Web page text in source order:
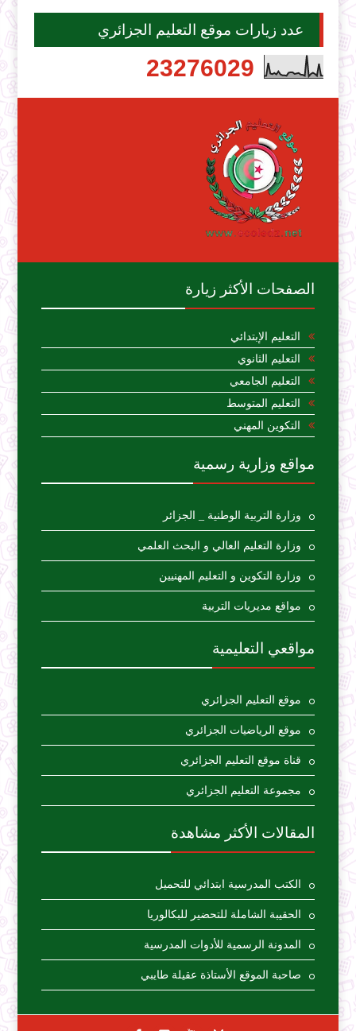
عدد زيارات موقع التعليم الجزائري
23276029
الصفحات الأكثر زيارة
التعليم الإبتدائي
التعليم الثانوي
التعليم الجامعي
التعليم المتوسط
التكوين المهني
مواقع وزارية رسمية
وزارة التربية الوطنية _ الجزائر
وزارة التعليم العالي و البحث العلمي
وزارة التكوين و التعليم المهنيين
مواقع مديريات التربية
مواقعي التعليمية
موقع التعليم الجزائري
موقع الرياضيات الجزائري
قناة موقع التعليم الجزائري
مجموعة التعليم الجزائري
المقالات الأكثر مشاهدة
الكتب المدرسية ابتدائي للتحميل
الحقيبة الشاملة للتحضير للبكالوريا
المدونة الرسمية للأدوات المدرسية
صاحبة الموقع الأستاذة عقيلة طايبي